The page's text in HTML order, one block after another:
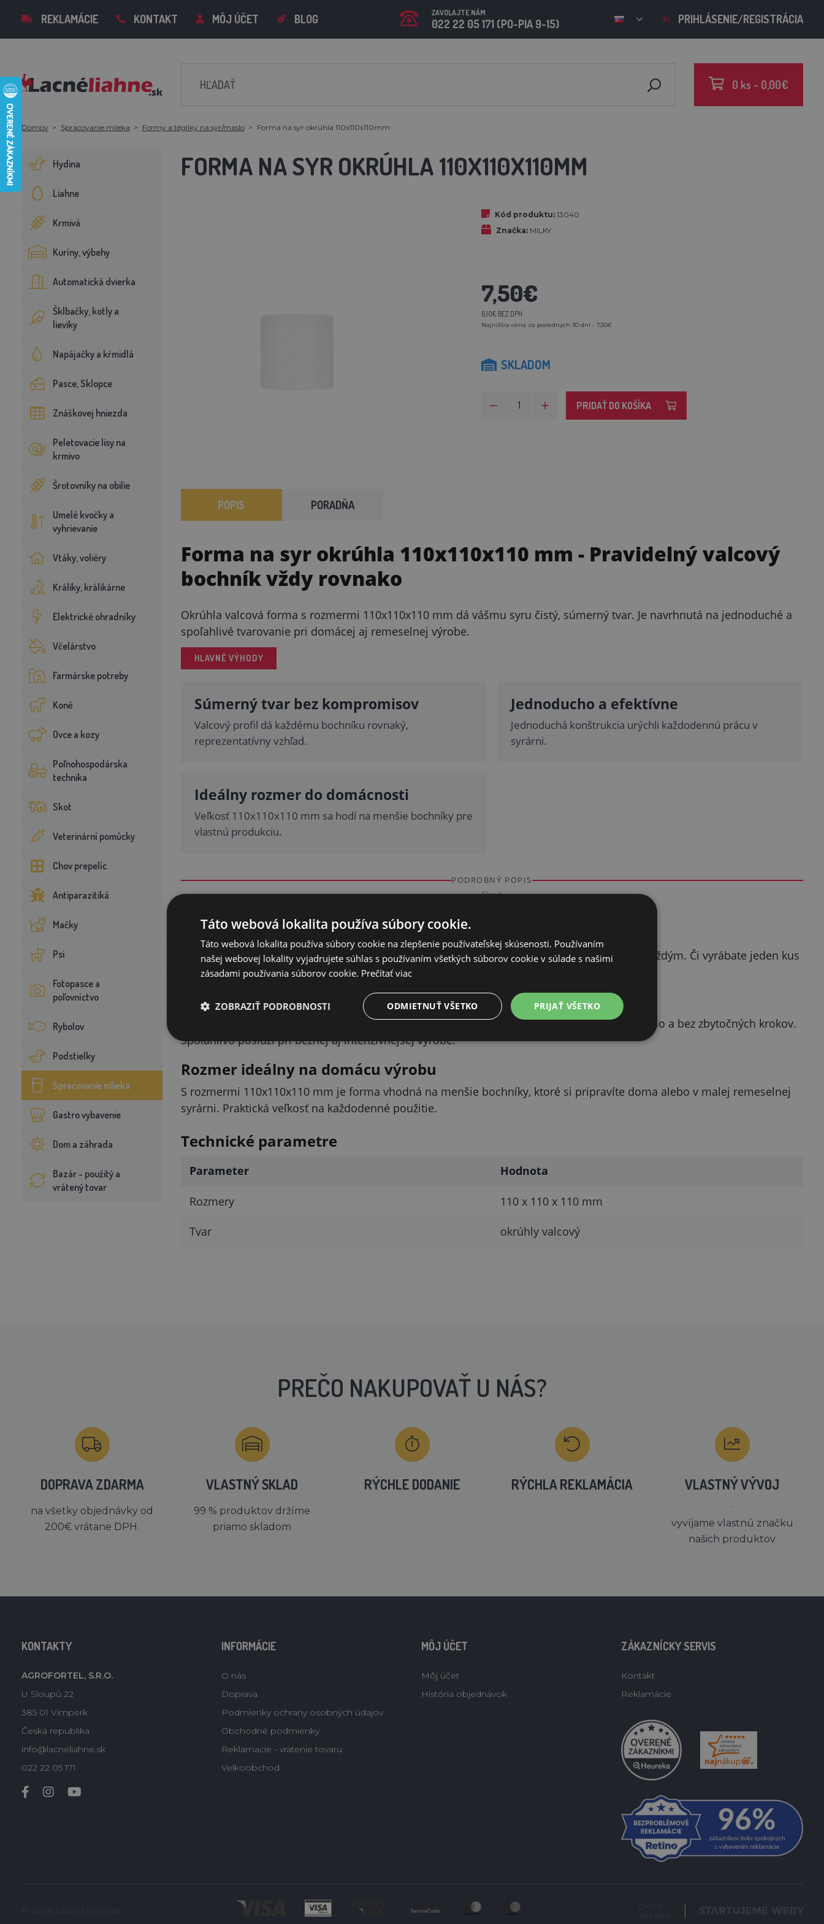
REKLAMÁCIE KONTAKT MÔJ ÚČET BLOG ZAVOLAJTE NÁM
022 22 05 171 (PO-PIA 9-15) PRIHLÁSENIE/REGISTRÁCIA
0 ks - 0,00€
Domov Spracovanie mlieka Formy a tégliky na syr/maslo Forma na syr okrúhla 110x110x110mm
Hydina
Liahne
Krmivá
Kuríny, výbehy
Automatická dvierka
Šklbačky, kotly a
lieviky
Napájačky a kŕmidlá
Pasce, Sklopce
Znáškovej hniezda
Peletovacie lisy na
krmivo
Šrotovníky na obilie
Umelé kvočky a
vyhrievanie
Vtáky, voliéry
Králiky, králikárne
Elektrické ohradníky
Včelárstvo
Farmárske potreby
Koně
Ovce a kozy
Poľnohospodárska
technika
Skot
Veterinární pomůcky
Chov prepelíc
Antiparazitiká
Mačky
Psi
Fotopasce a
poľovníctvo
Rybolov
Podstielky
Spracovanie mlieka
Gastro vybavenie
Dom a záhrada
Bazár - použitý a
vrátený tovar
FORMA NA SYR OKRÚHLA 110X110X110MM
Kód produktu: 13040
Značka: MILKY
7,50€
6,10€ BEZ DPH
Najnižšia cena za posledných 30 dní - 7,50€
SKLADOM
PRIDAŤ DO KOŠÍKA
POPIS PORADŇA
Forma na syr okrúhla 110x110x110 mm - Pravidelný valcový
bochník vždy rovnako
Okrúhla valcová forma s rozmermi 110x110x110 mm dá vášmu syru čistý, súmerný tvar. Je navrhnutá na jednoduché a
spoľahlivé tvarovanie pri domácej aj remeselnej výrobe.
HLAVNÉ VÝHODY
Súmerný tvar bez kompromisov
Valcový profil dá každému bochníku rovnaký,
reprezentatívny vzhľad.
Jednoducho a efektívne
Jednoduchá konštrukcia urýchli každodennú prácu v
syrárni.
Ideálny rozmer do domácnosti
Veľkosť 110x110x110 mm sa hodí na menšie bochníky pre
vlastnú produkciu.
PODROBNÝ POPIS
Skryť
Súmerný tvar pre každý bochník
Okrúhly valcový tvar formy zabezpečí, že váš syr bude mať pravidelný a estetický vzhľad zakaždým. Či vyrábate jeden kus
alebo celú sériu, výsledok zostáva konzistentný – oceníte to vy aj zákazník.
Pomôcka, ktorá uľahčí prácu
Forma je navrhnutá s dôrazom na jednoduchosť a efektivitu, takže tvarovanie zvládnete rýchlo a bez zbytočných krokov.
Spoľahlivo poslúži pri bežnej aj intenzívnejšej výrobe.
Rozmer ideálny na domácu výrobu
S rozmermi 110x110x110 mm je forma vhodná na menšie bochníky, ktoré si pripravíte doma alebo v malej remeselnej
syrárni. Praktická veľkosť na každodenné použitie.
Technické parametre
Parameter Hodnota
Rozmery 110 x 110 x 110 mm
Tvar okrúhly valcový
PREČO NAKUPOVAŤ U NÁS?
DOPRAVA ZDARMA
na všetky objednávky od
200€ vrátane DPH.
VLASTNÝ SKLAD
99 % produktov držíme
priamo skladom
RÝCHLE DODANIE RÝCHLA REKLAMÁCIA VLASTNÝ VÝVOJ
´
vyvíjame vlastnú značku
našich produktov
KONTAKTY
AGROFORTEL, S.R.O.
U Sloupů 22
385 01 Vimperk
Česká republika
info@lacneliahne.sk
022 22 05 171
INFORMÁCIE
O nás
Doprava
Podmienky ochrany osobných údajov
Obchodné podmienky
Reklamacie - vratenie tovaru
Velkoobchod
MÔJ ÚČET
Môj účet
História objednávok
ZÁKAZNÍCKY SERVIS
Kontakt
Reklamácie
Táto webová lokalita používa súbory cookie.
Táto webová lokalita používa súbory cookie na zlepšenie používateľskej skúsenosti. Používaním
našej webovej lokality vyjadrujete súhlas s používaním všetkých súborov cookie v súlade s našimi
zásadami používania súborov cookie. Prečítať viac
PRIJAŤ VŠETKO
ODMIETNUŤ VŠETKO
ZOBRAZIŤ PODROBNOSTI